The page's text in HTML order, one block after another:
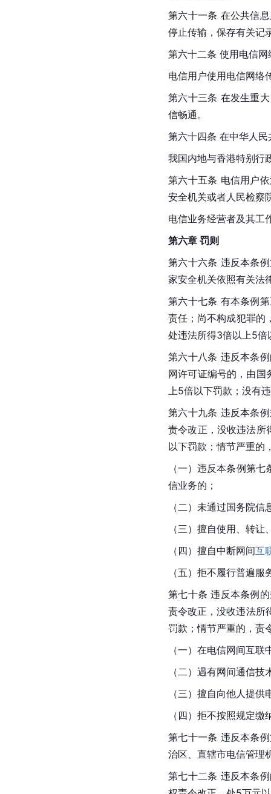
第六十一条 在公共信
停止传输，保存有关记
第六十二条 使用电信
电信用户使用电信网络
第六十三条 在发生重
信畅通。
第六十四条 在中华人
我国内地与香港特别行
第六十五条 电信用户
安全机关或者人民检察
电信业务经营者及其工
第六章 罚则
第六十六条 违反本条
家安全机关依照有关法
第六十七条 有本条例
责任；尚不构成犯罪的
处违法所得3倍以上5倍
第六十八条 违反本条
网许可证编号的，由国
上5倍以下罚款；没有
第六十九条 违反本条
责令改正，没收违法所
以下罚款；情节严重的
（一）违反本条例第
信业务的；
（二）未通过国务院
（三）擅自使用、转
（四）擅自中断网间互
（五）拒不履行普遍服
第七十条 违反本条例
责令改正，没收违法所
罚款；情节严重的，责
（一）在电信网间互
（二）遇有网间通信
（三）擅自向他人提供
（四）拒不按照规定
第七十一条 违反本条
治区、直辖市电信管理
第七十二条 违反本条